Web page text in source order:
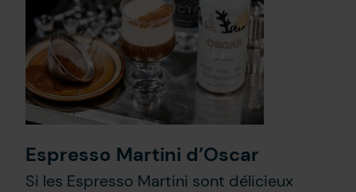
Espresso Martini d’Oscar
Si les Espresso Martini sont délicieux